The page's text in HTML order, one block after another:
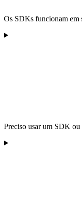
Os SDKs funcionam em
Preciso usar um SDK ou